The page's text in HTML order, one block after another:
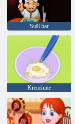
Suši bar
Kremšnite